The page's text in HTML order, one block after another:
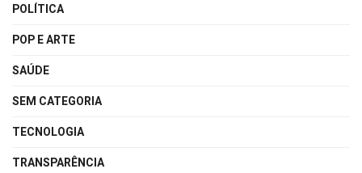
POLÍTICA
POP E ARTE
SAÚDE
SEM CATEGORIA
TECNOLOGIA
TRANSPARÊNCIA